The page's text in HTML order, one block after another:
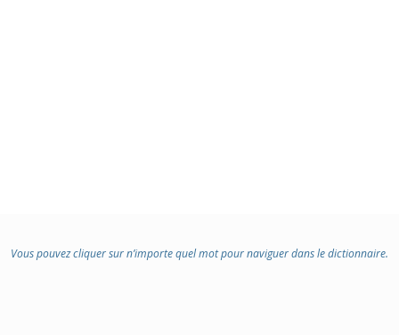
Vous pouvez cliquer sur n’importe quel mot pour naviguer dans le dictionnaire.